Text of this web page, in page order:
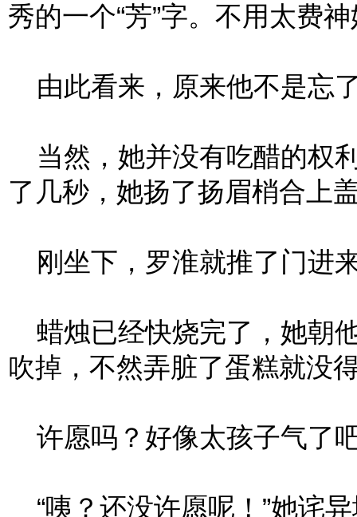
秀的一个“芳”字。不用太费
由此看来，原来他不是忘
当然，她并没有吃醋的权
了几秒，她扬了扬眉梢合上
刚坐下，罗淮就推了门进
蜡烛已经快烧完了，她朝
吹掉，不然弄脏了蛋糕就没
许愿吗？好像太孩子气了
“咦？还没许愿呢！”她诧